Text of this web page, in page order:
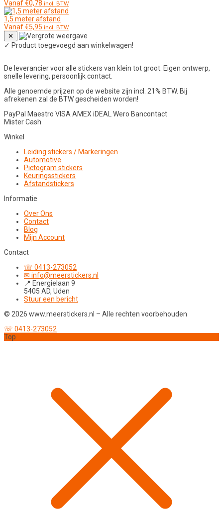
Vanaf€0,78 incl. BTW
1,5 meter afstand
Vanaf€5,95 incl. BTW
✕
✓ Product toegevoegd aan winkelwagen!
De leverancier voor alle stickers van klein tot groot. Eigen ontwerp,
snelle levering, persoonlijk contact.
Alle genoemde prijzen op de website zijn incl. 21% BTW. Bij
afrekenen zal de BTW gescheiden worden!
PayPal Maestro VISA AMEX iDEAL Wero Bancontact
Mister Cash
Winkel
Leiding stickers / Markeringen
Automotive
Pictogram stickers
Keuringsstickers
Afstandstickers
Informatie
Over Ons
Contact
Blog
Mijn Account
Contact
☏ 0413-273052
✉ info@meerstickers.nl
📍 Energielaan 9
5405 AD, Uden
Stuur een bericht
© 2026 www.meerstickers.nl – Alle rechten voorbehouden
☏ 0413-273052
Top